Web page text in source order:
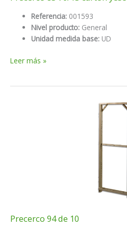
Referencia: 001593
Nivel producto: General
Unidad medida base: UD
Precerco
Leer más »
Precerco 94 de 10